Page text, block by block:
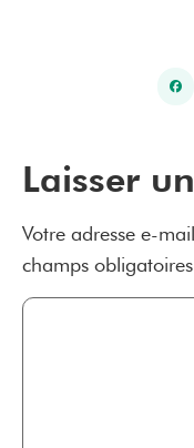
Laisser
Votre adresse e-
champs